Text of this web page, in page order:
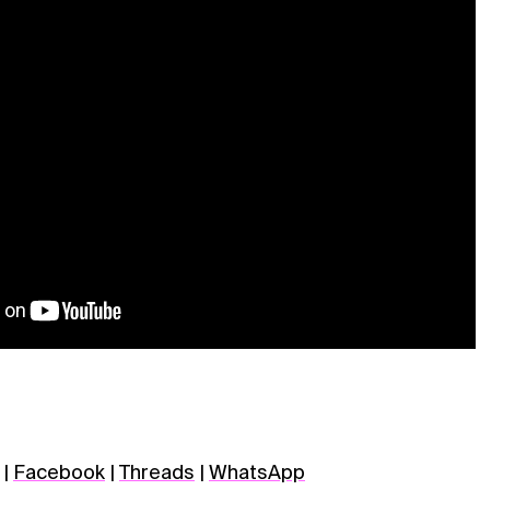
| Facebook | Threads | WhatsApp